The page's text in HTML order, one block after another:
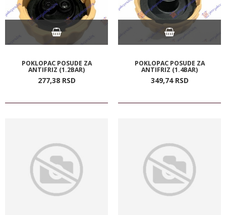
POKLOPAC POSUDE ZA
ANTIFRIZ (1.2BAR)
277,38 RSD
POKLOPAC POSUDE ZA
ANTIFRIZ (1.4BAR)
349,74 RSD